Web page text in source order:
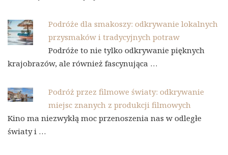
Podróże dla smakoszy: odkrywanie lokalnych
przysmaków i tradycyjnych potraw
Podróże to nie tylko odkrywanie pięknych
krajobrazów, ale również fascynująca …
Podróż przez filmowe światy: odkrywanie
miejsc znanych z produkcji filmowych
Kino ma niezwykłą moc przenoszenia nas w odległe
światy i …